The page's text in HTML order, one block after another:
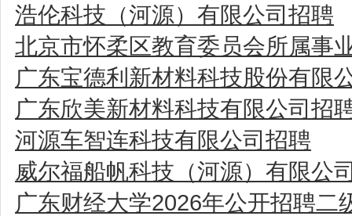
浩伦科技（河源）有限公司招聘
北京市怀柔区教育委员会所属事
广东宝德利新材料科技股份有限
广东欣美新材料科技有限公司招
河源车智连科技有限公司招聘
威尔福船帆科技（河源）有限公
广东财经大学2026年公开招聘